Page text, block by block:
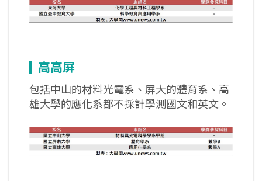
高高屏
包括中山的材料光電系、屏大的體育系、高
雄大學的應化系都不採計學測國文和英文。